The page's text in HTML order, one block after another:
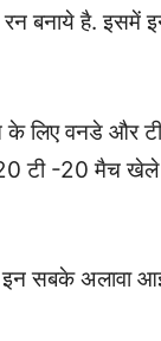
है. इसमें
लिए वनडे और
20 टी -20 मैच
सबके अलावा